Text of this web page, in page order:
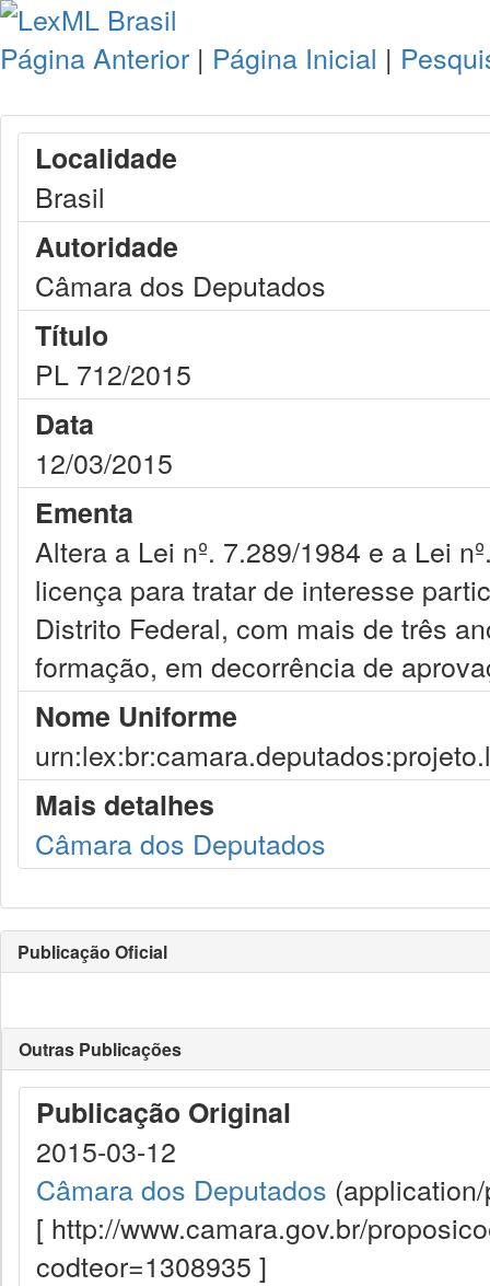
Página Anterior | Página Inicial |
Localidade
Brasil
Autoridade
Câmara dos Deputados
Título
PL 712/2015
Data
12/03/2015
Ementa
Altera a Lei nº. 7.289/1984 e a Lei
licença para tratar de interesse
Distrito Federal, com mais de três
formação, em decorrência de
Nome Uniforme
Mais detalhes
Câmara dos Deputados
Publicação Oficial
Outras Publicações
Publicação Original
2015-03-12
Câmara dos Deputados
[ http://www.camara.gov.br/
codteor=1308935 ]